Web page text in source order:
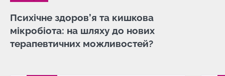
Психічне здоров’я та кишкова
мікробіота: на шляху до нових
терапевтичних можливостей?